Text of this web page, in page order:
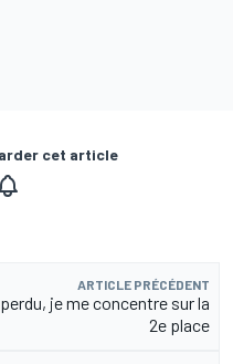
cet article
ARTICLE PRÉCÉDENT
je me concentre sur la
2e place